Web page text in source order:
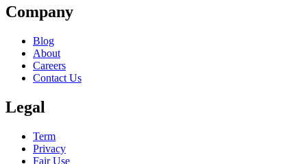
Company
Blog
About
Careers
Contact Us
Legal
Term
Privacy
Fair Use